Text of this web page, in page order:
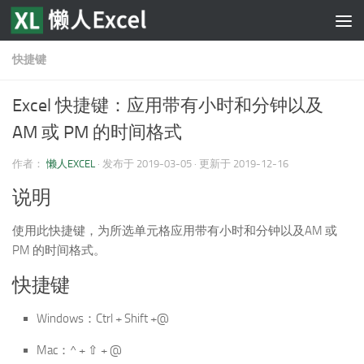
跳至内容
快捷键
Excel 快捷键：应用带有小时和分钟以及
AM 或 PM 的时间格式
作者： 懒人EXCEL · 发布于 2019-03-05 · 更新于 2019-12-16
说明
使用此快捷键，为所选单元格应用带有小时和分钟以及AM 或
PM 的时间格式。
快捷键
Windows：Ctrl + Shift +@
Mac：^ + ⇧ + @